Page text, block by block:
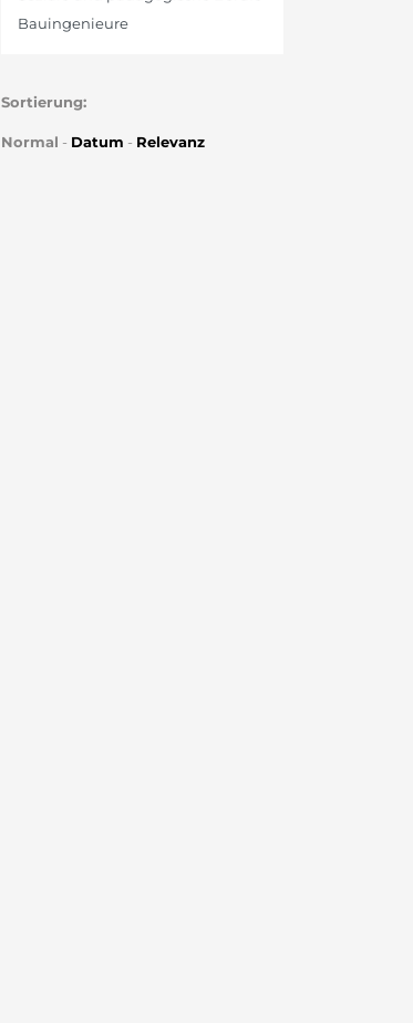
Bauingenieure
Sortierung:
Normal - Datum - Relevanz